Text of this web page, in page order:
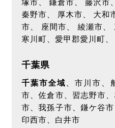
PCへ変更等の場合には
す。
【第三者への開示につい
当社の範囲でのみ利用さ
させていただく個人情報
ールアドレスのみに限定
諾なく、お客様からいた
へ開示･提供いたしません
塚市、 鎌倉市、 藤沢市
秦野市、 厚木市、 大和
市、 座間市、 綾瀬市、
寒川町、愛甲郡愛川町
千葉県
千葉市全域
、市川市、
市、佐倉市、習志野市
市、我孫子市、鎌ケ谷
印西市、白井市